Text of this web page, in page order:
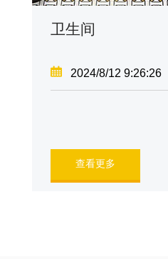
卫生间
2024/8/12 9:26:26
查看更多